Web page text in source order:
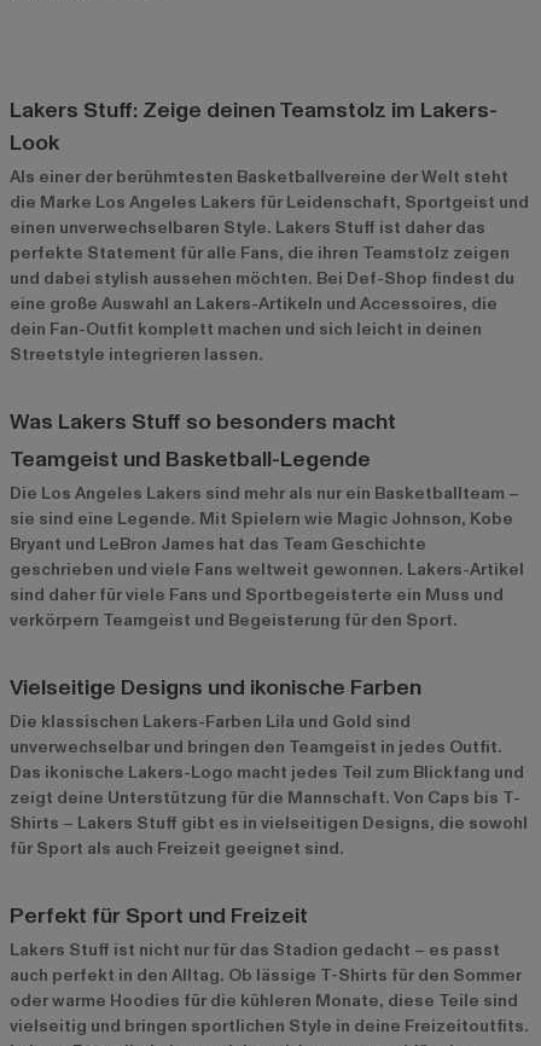
Lakers Stuff: Zeige deinen Teamstolz im Lakers-
Look
Als einer der berühmtesten Basketballvereine der Welt steht
die Marke Los Angeles Lakers für Leidenschaft, Sportgeist und
einen unverwechselbaren Style. Lakers Stuff ist daher das
perfekte Statement für alle Fans, die ihren Teamstolz zeigen
und dabei stylish aussehen möchten. Bei Def-Shop findest du
eine große Auswahl an Lakers-Artikeln und Accessoires, die
dein Fan-Outfit komplett machen und sich leicht in deinen
Streetstyle integrieren lassen.
Was Lakers Stuff so besonders macht
Teamgeist und Basketball-Legende
Die Los Angeles Lakers sind mehr als nur ein Basketballteam –
sie sind eine Legende. Mit Spielern wie Magic Johnson, Kobe
Bryant und LeBron James hat das Team Geschichte
geschrieben und viele Fans weltweit gewonnen. Lakers-Artikel
sind daher für viele Fans und Sportbegeisterte ein Muss und
verkörpern Teamgeist und Begeisterung für den Sport.
Vielseitige Designs und ikonische Farben
Die klassischen Lakers-Farben Lila und Gold sind
unverwechselbar und bringen den Teamgeist in jedes Outfit.
Das ikonische Lakers-Logo macht jedes Teil zum Blickfang und
zeigt deine Unterstützung für die Mannschaft. Von Caps bis T-
Shirts – Lakers Stuff gibt es in vielseitigen Designs, die sowohl
für Sport als auch Freizeit geeignet sind.
Perfekt für Sport und Freizeit
Lakers Stuff ist nicht nur für das Stadion gedacht – es passt
auch perfekt in den Alltag. Ob lässige T-Shirts für den Sommer
oder warme Hoodies für die kühleren Monate, diese Teile sind
vielseitig und bringen sportlichen Style in deine Freizeitoutfits.